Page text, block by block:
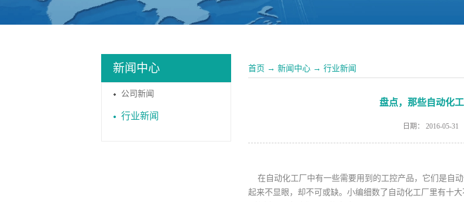
新闻中心
公司新闻
行业新闻
首页 → 新闻中心 → 行业新闻
盘点，那些自动化
日期： 2016-05-31
在自动化工厂中有一些需要用到的工控产品，它们是自
起来不显眼，却不可或缺。小编细数了自动化工厂里有十